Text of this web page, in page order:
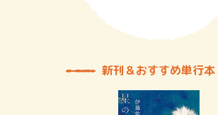
新刊＆おすすめ単行本